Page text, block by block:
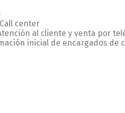
center
al cliente y venta por
inicial de encargados